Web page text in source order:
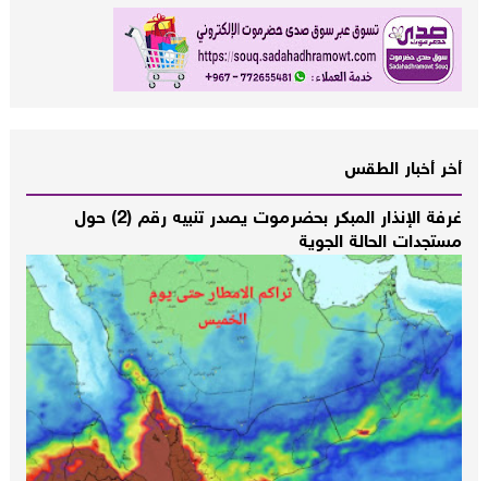
أخر أخبار الطقس
غرفة الإنذار المبكر بحضرموت يصدر تنبيه رقم (2) حول
مستجدات الحالة الجوية